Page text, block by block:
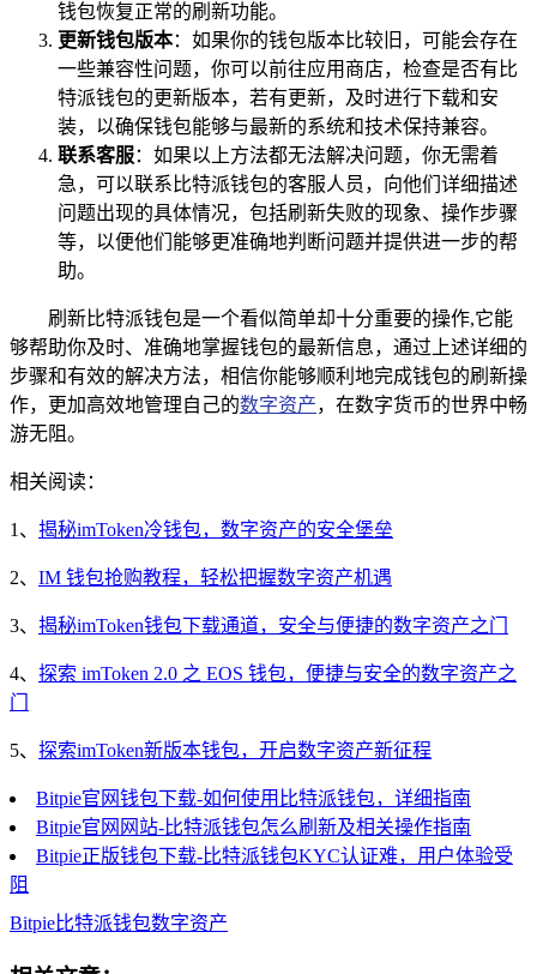
钱包恢复正常的刷新功能。
更新钱包版本：如果你的钱包版本比较旧，可能会存在
一些兼容性问题，你可以前往应用商店，检查是否有比
特派钱包的更新版本，若有更新，及时进行下载和安
装，以确保钱包能够与最新的系统和技术保持兼容。
联系客服：如果以上方法都无法解决问题，你无需着
急，可以联系比特派钱包的客服人员，向他们详细描述
问题出现的具体情况，包括刷新失败的现象、操作步骤
等，以便他们能够更准确地判断问题并提供进一步的帮
助。
刷新比特派钱包是一个看似简单却十分重要的操作,它能
够帮助你及时、准确地掌握钱包的最新信息，通过上述详细的
步骤和有效的解决方法，相信你能够顺利地完成钱包的刷新操
作，更加高效地管理自己的数字资产，在数字货币的世界中畅
游无阻。
相关阅读：
1、 揭秘imToken冷钱包，数字资产的安全堡垒
2、 IM 钱包抢购教程，轻松把握数字资产机遇
3、 揭秘imToken钱包下载通道，安全与便捷的数字资产之门
4、 探索 imToken 2.0 之 EOS 钱包，便捷与安全的数字资产之
门
5、 探索imToken新版本钱包，开启数字资产新征程
Bitpie官网钱包下载-如何使用比特派钱包，详细指南
Bitpie官网网站-比特派钱包怎么刷新及相关操作指南
Bitpie正版钱包下载-比特派钱包KYC认证难，用户体验受
阻
Bitpie比特派钱包数字资产